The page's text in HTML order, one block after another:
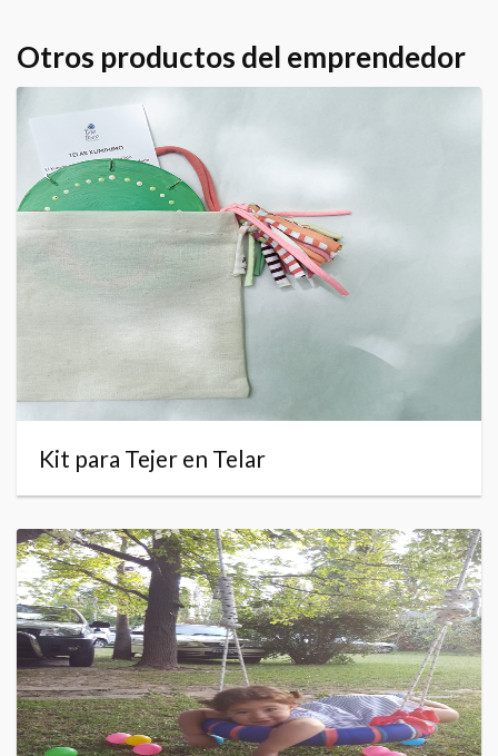
Otros productos del emprendedor
Kit para Tejer en Telar